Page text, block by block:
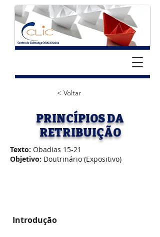
< Voltar
PRINCÍPIOS DA
RETRIBUIÇÃO
Texto: Obadias 15-21
Objetivo: Doutrinário (Expositivo)
Introdução